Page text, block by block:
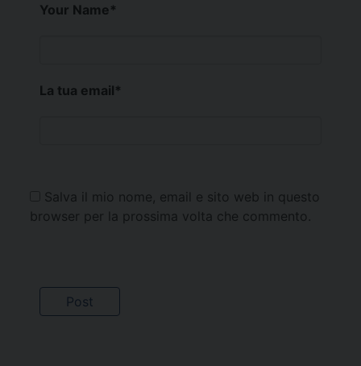
Your Name*
La tua email*
Salva il mio nome, email e sito web in questo
browser per la prossima volta che commento.